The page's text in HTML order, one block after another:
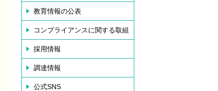
教育情報の公表
コンプライアンスに関する取組
採用情報
調達情報
公式SNS